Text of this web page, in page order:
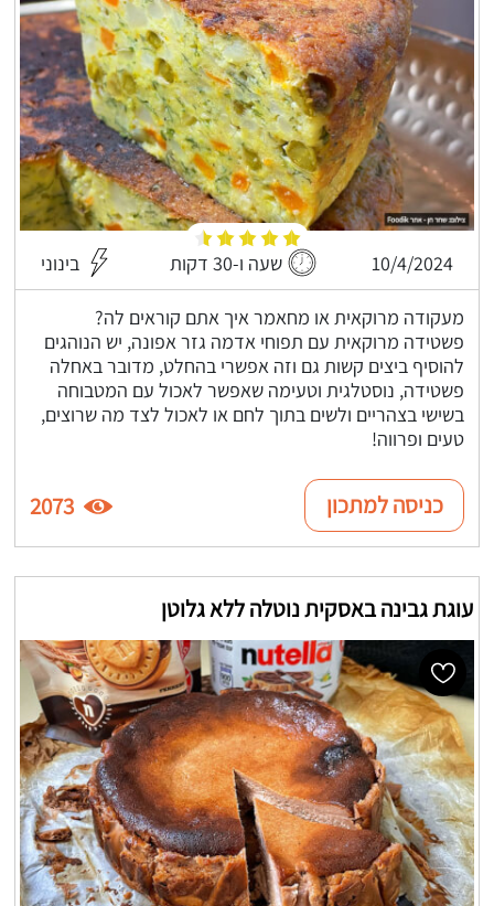
10/4/2024 שעה ו-30 דקות בינוני
מעקודה מרוקאית או מחאמר איך אתם קוראים לה?
פשטידה מרוקאית עם תפוחי אדמה גזר אפונה, יש הנוהגים
להוסיף ביצים קשות גם וזה אפשרי בהחלט, מדובר באחלה
פשטידה, נוסטלגית וטעימה שאפשר לאכול עם המטבוחה
בשישי בצהריים ולשים בתוך לחם או לאכול לצד מה שרוצים,
טעים ופרווה!
כניסה למתכון 2073
עוגת גבינה באסקית נוטלה ללא גלוטן